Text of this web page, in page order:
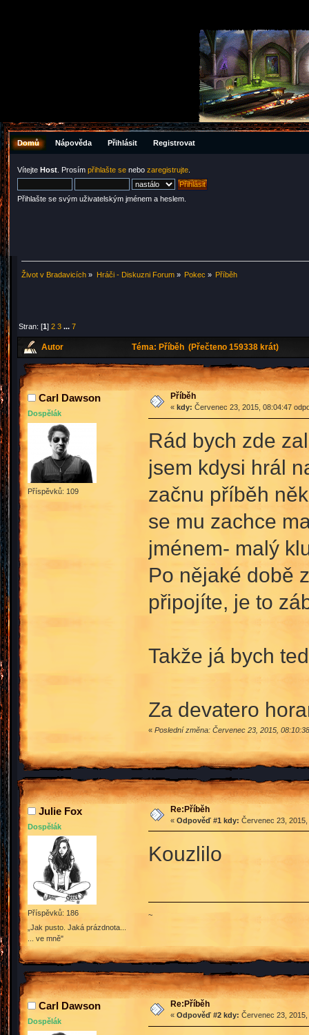
Domů Nápověda Přihlásit Registrovat
Vítejte Host . Prosím přihlašte se nebo zaregistrujte
Přihlašte se svým uživatelským jménem a heslem.
Život v Bradavicích » Hráči - Diskuzni Forum» Pokec » Příběh
Stran: [1]2 3 ...7
Autor Téma: Příběh (Přečteno 159338 krát)
Carl Dawson
Dospělák
Příspěvků: 109
Příběh
« kdy: Červenec 23, 2015, 08:04:47
Rád bych zde
jsem kdysi hrál
začnu příběh
se mu zachce
jménem- malý
Po nějaké době
připojíte, je to
Takže já bych
Za devatero
« Poslední změna: Červenec 23, 2015,
Julie Fox
Dospělák
Příspěvků: 186
„Jak pusto. Jaká prázdnota...
... ve mně"
Re:Příběh
« Odpověď #1 kdy: Červenec 23,
Kouzlilo
~
Carl Dawson
Dospělák
Re:Příběh
« Odpověď #2 kdy: Červenec 23,